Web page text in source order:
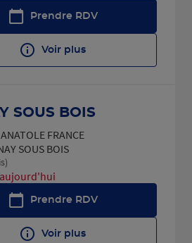
Prendre RDV
Voir plus
SOUS BOIS
FRANCE
SOUS BOIS
5
Prendre RDV
Voir plus